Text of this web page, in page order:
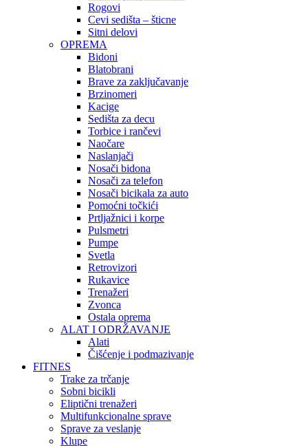
Rogovi
Cevi sedišta – šticne
Sitni delovi
OPREMA
Bidoni
Blatobrani
Brave za zaključavanje
Brzinomeri
Kacige
Sedišta za decu
Torbice i rančevi
Naočare
Naslanjači
Nosači bidona
Nosači za telefon
Nosači bicikala za auto
Pomoćni točkići
Prtljažnici i korpe
Pulsmetri
Pumpe
Svetla
Retrovizori
Rukavice
Trenažeri
Zvonca
Ostala oprema
ALAT I ODRŽAVANJE
Alati
Čišćenje i podmazivanje
FITNES
Trake za trčanje
Sobni bicikli
Eliptični trenažeri
Multifunkcionalne sprave
Sprave za veslanje
Klupe